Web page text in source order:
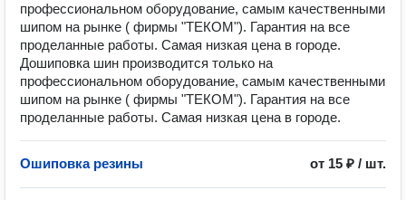
профессиональном оборудование, самым качественными
шипом на рынке ( фирмы "ТЕКОМ"). Гарантия на все
проделанные работы. Самая низкая цена в городе.
Дошиповка шин производится только на
профессиональном оборудование, самым качественными
шипом на рынке ( фирмы "ТЕКОМ"). Гарантия на все
проделанные работы. Самая низкая цена в городе.
Ошиповка резины от 15 ₽ / шт.